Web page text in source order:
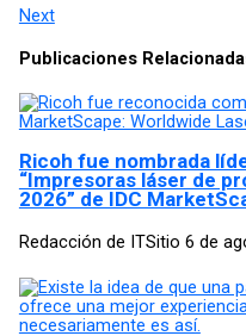
Next
Publicaciones
Ricoh fue nombrada
“Impresoras láser de
2026” de IDC
Redacción de ITSitio 6 de